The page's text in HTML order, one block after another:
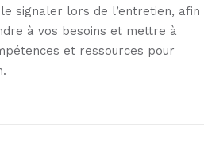
signaler lors de l’entretien, afin
à vos besoins et mettre à
et ressources pour